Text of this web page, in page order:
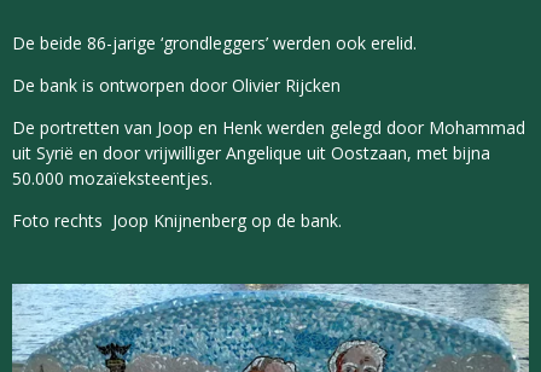
De beide 86-jarige ‘grondleggers’ werden ook erelid.
De bank is ontworpen door Olivier Rijcken
De portretten van Joop en Henk werden gelegd door Mohammad
uit Syrië en door vrijwilliger Angelique uit Oostzaan, met bijna
50.000 mozaïeksteentjes.
Foto rechts Joop Knijnenberg op de bank.